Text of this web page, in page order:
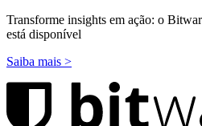
Transforme insights em ação: o
está disponível
Saiba mais >